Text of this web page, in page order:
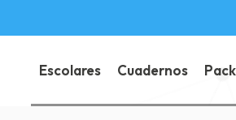
Escolares Cuadernos